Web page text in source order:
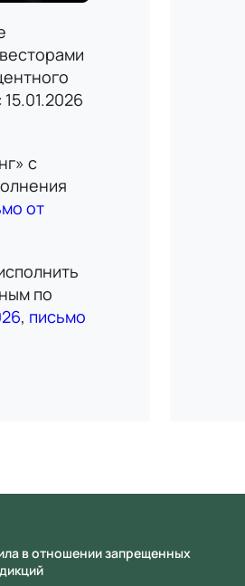
с
от
по
, письмо
в отношении запрещенных